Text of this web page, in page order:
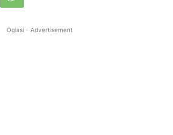
Oglasi - Advertisement